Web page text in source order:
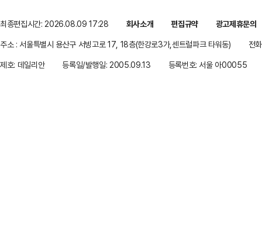
최종편집시간: 2026.08.09 17:28 회사소개 편집규약
광고제휴문의
주소 : 서울특별시 용산구 서빙고로 17, 18층(한강로3가,센트럴파크 타워동)
전
제호: 데일리안
등록일/발행일: 2005.09.13 등록번호: 서울 아00055